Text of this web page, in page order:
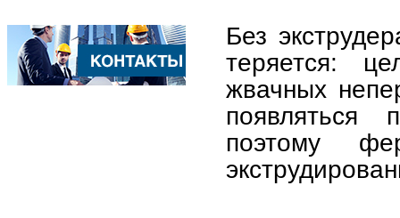
Без
теряется:
жвачных
поэтому